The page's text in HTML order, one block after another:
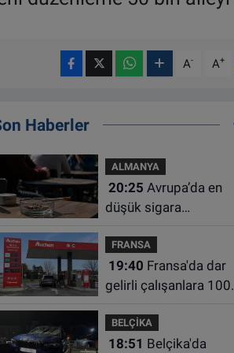
A- A+
Haberler
ALMANYA
20:25
düşük sigara
Belçika’da olduğu
açıklandı
FRANSA
19:40
gelirli çalışanlara 100
süre uzatıldı
BELÇİKA
18:51